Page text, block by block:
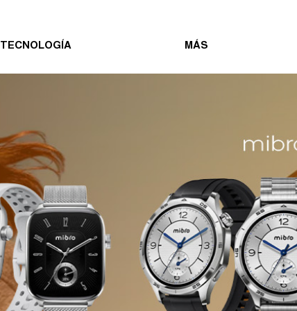
TECNOLOGÍA MÁS